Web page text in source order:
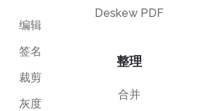
编辑
签名
裁剪
灰度
Deskew PDF
整理
合并